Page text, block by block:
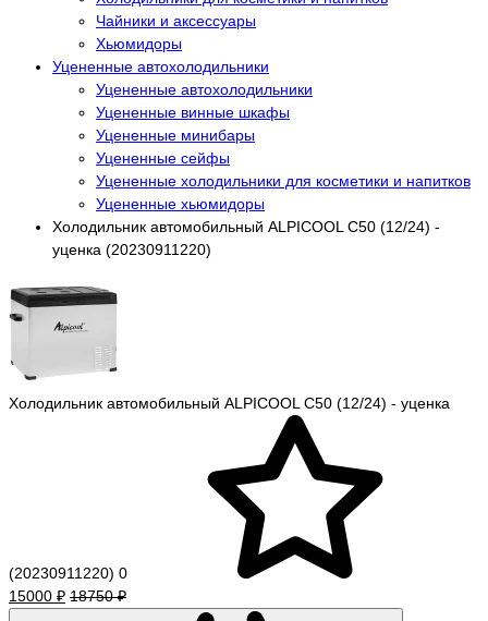
Чайники и аксессуары
Хьюмидоры
Уцененные автохолодильники
Уцененные автохолодильники
Уцененные винные шкафы
Уцененные минибары
Уцененные сейфы
Уцененные холодильники для косметики и напитков
Уцененные хьюмидоры
Холодильник автомобильный ALPICOOL C50 (12/24) -
уценка (20230911220)
Холодильник автомобильный ALPICOOL C50 (12/24) - уценка
(20230911220) 0
15000 ₽ 18750 ₽